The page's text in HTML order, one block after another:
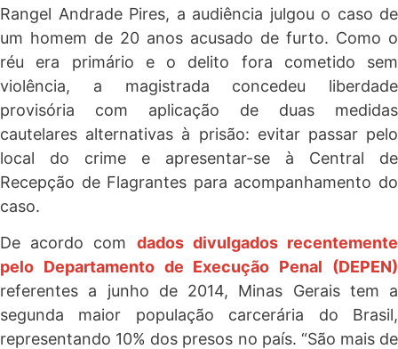
Rangel Andrade Pires, a audiência julgou o caso de
um homem de 20 anos acusado de furto. Como o
réu era primário e o delito fora cometido sem
violência, a magistrada concedeu liberdade
provisória com aplicação de duas medidas
cautelares alternativas à prisão: evitar passar pelo
local do crime e apresentar-se à Central de
Recepção de Flagrantes para acompanhamento do
caso.
De acordo com dados divulgados recentemente
pelo Departamento de Execução Penal (DEPEN)
referentes a junho de 2014, Minas Gerais tem a
segunda maior população carcerária do Brasil,
representando 10% dos presos no país. “São mais de